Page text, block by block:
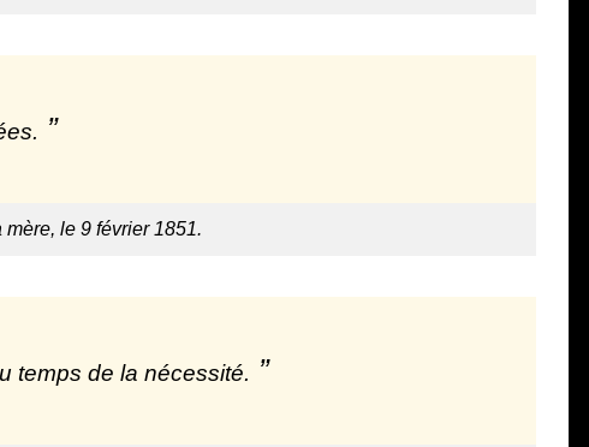
mère, le 9 février 1851.
temps de la nécessité.